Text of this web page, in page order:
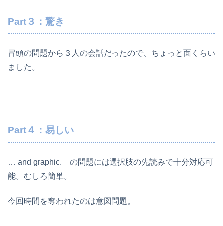
Part３：驚き
冒頭の問題から３人の会話だったので、ちょっと面くらい
ました。
Part４：易しい
… and graphic. の問題には選択肢の先読みで十分対応可
能。むしろ簡単。
今回時間を奪われたのは意図問題。